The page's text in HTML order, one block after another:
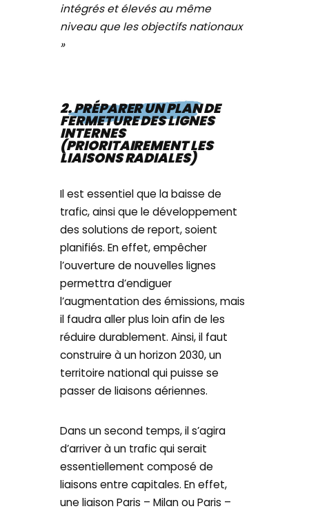
intégrés et élevés au même
niveau que les objectifs nationaux
»
2. PRÉPARER UN PLAN DE
FERMETURE DES LIGNES
INTERNES
(PRIORITAIREMENT LES
LIAISONS RADIALES)
Il est essentiel que la baisse de
trafic, ainsi que le développement
des solutions de report, soient
planifiés. En effet, empêcher
l’ouverture de nouvelles lignes
permettra d’endiguer
l’augmentation des émissions, mais
il faudra aller plus loin afin de les
réduire durablement. Ainsi, il faut
construire à un horizon 2030, un
territoire national qui puisse se
passer de liaisons aériennes.
Dans un second temps, il s’agira
d’arriver à un trafic qui serait
essentiellement composé de
liaisons entre capitales. En effet,
une liaison Paris – Milan ou Paris –